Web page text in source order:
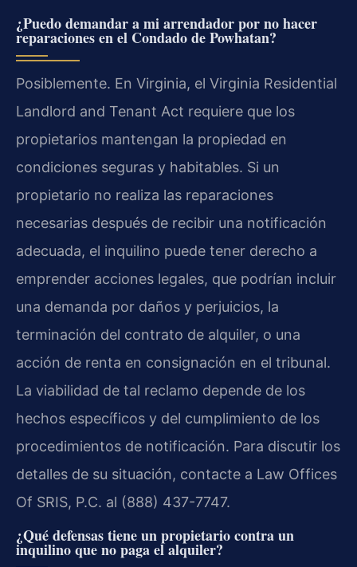
¿Puedo demandar a mi arrendador por no hacer
reparaciones en el Condado de Powhatan?
Posiblemente. En Virginia, el Virginia Residential
Landlord and Tenant Act requiere que los
propietarios mantengan la propiedad en
condiciones seguras y habitables. Si un
propietario no realiza las reparaciones
necesarias después de recibir una notificación
adecuada, el inquilino puede tener derecho a
emprender acciones legales, que podrían incluir
una demanda por daños y perjuicios, la
terminación del contrato de alquiler, o una
acción de renta en consignación en el tribunal.
La viabilidad de tal reclamo depende de los
hechos específicos y del cumplimiento de los
procedimientos de notificación. Para discutir los
detalles de su situación, contacte a Law Offices
Of SRIS, P.C. al (888) 437-7747.
¿Qué defensas tiene un propietario contra un
inquilino que no paga el alquiler?